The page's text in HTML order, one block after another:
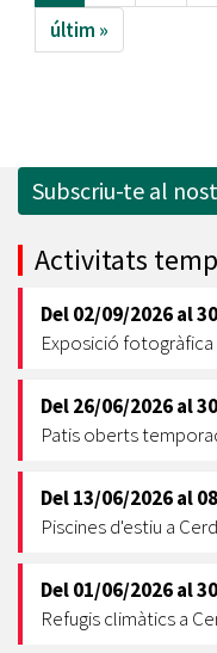
últim »
Subscriu-te al
Activitats
Del02/09/2026al
Exposició
Del26/06/2026al
Patis oberts
Del13/06/2026al
Piscines d'estiu a
Del01/06/2026al
Refugis climàtics a